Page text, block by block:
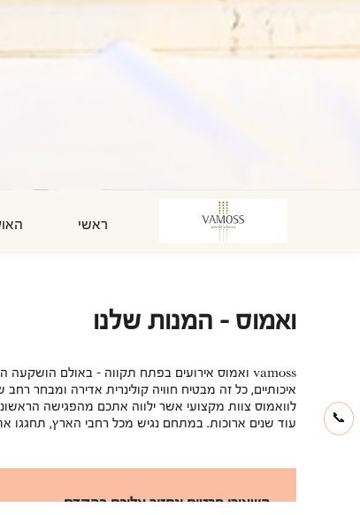
ראשי
ואמוס - המנות שלנו
vamoss ואמוס אירועים בפתח תקווה - באולם הושקעה
איכותיים, כל זה מבטיח חוויה קולינרית אדירה ומבחר רחב
לוואמוס צוות מקצועי אשר ילווה אתכם מהפגישה
עוד שנים ארוכות. במתחם נגיש מכל רחבי הארץ, תחגגו
השאירו פרטים ונחזור אליכם בהקדם
📞